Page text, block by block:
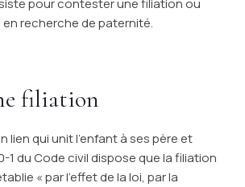
pour contester une filiation ou
recherche de paternité.
filiation
lien qui unit l’enfant à ses père et
1 du Code civil dispose que la filiation
« par l’effet de la loi, par la